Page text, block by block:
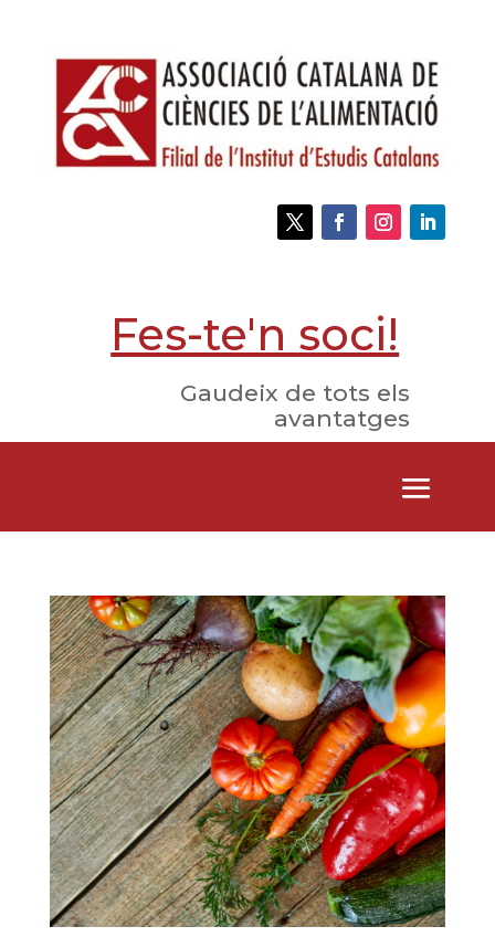
Fes-te'n soci!
Gaudeix de tots els
avantatges